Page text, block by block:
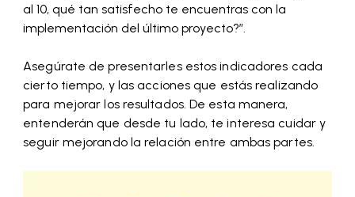
al 10, qué tan satisfecho te encuentras con la
implementación del último proyecto?”.
Asegúrate de presentarles estos indicadores cada
cierto tiempo, y las acciones que estás realizando
para mejorar los resultados. De esta manera,
entenderán que desde tu lado, te interesa cuidar y
seguir mejorando la relación entre ambas partes.